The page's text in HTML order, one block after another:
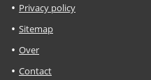
Privacy policy
Sitemap
Over
Contact